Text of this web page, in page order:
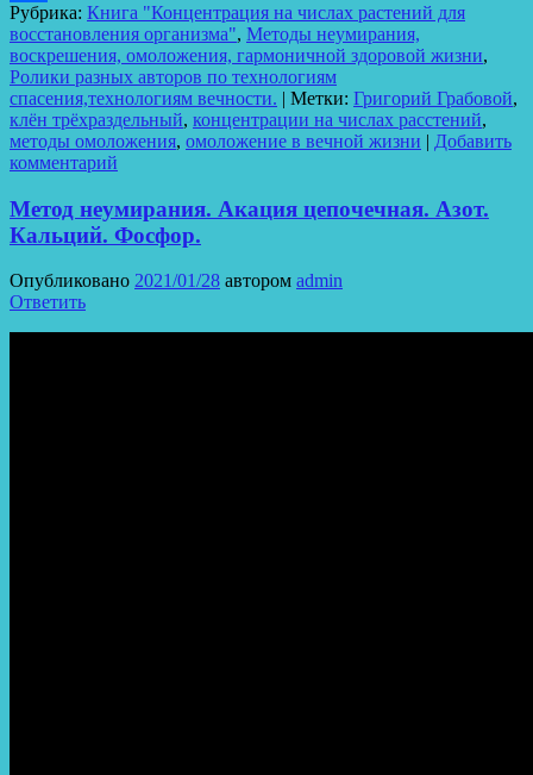
Отправить
Рубрика: Книга "Концентрация на числах растений для
восстановления организма", Методы неумирания,
воскрешения, омоложения, гармоничной здоровой жизни,
Ролики разных авторов по технологиям
спасения,технологиям вечности. | Метки: Григорий Грабовой,
клён трёхраздельный, концентрации на числах расстений,
методы омоложения, омоложение в вечной жизни | Добавить
комментарий
Метод неумирания. Акация цепочечная. Азот.
Кальций. Фосфор.
Опубликовано 2021/01/28 автором admin
Ответить